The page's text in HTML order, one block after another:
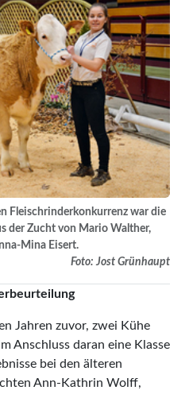
Fleischrinderkonkurrenz war die
der Zucht von Mario Walther,
Mina Eisert.
Foto: Jost Grünhaupt
Jahren zuvor, zwei Kühe
Anschluss daran eine Klasse
bei den älteren
Ann-Kathrin Wolff,